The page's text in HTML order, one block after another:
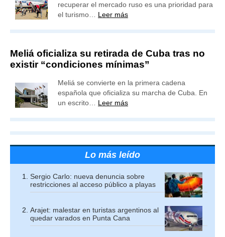
recuperar el mercado ruso es una prioridad para
el turismo… Leer más
Meliá oficializa su retirada de Cuba tras no
existir “condiciones mínimas”
Meliá se convierte en la primera cadena
española que oficializa su marcha de Cuba. En
un escrito… Leer más
Lo más leído
Sergio Carlo: nueva denuncia sobre
restricciones al acceso público a playas
Arajet: malestar en turistas argentinos al
quedar varados en Punta Cana